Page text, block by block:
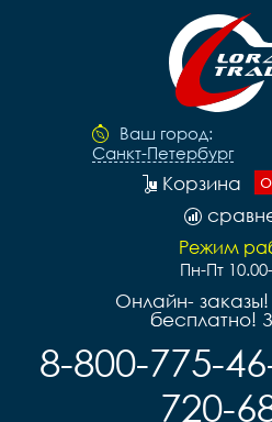
Ваш город:
Санкт-Петербург
Корзина
Режим
Пн-Пт
Онлайн-
бесплатно!
8-800-775-
720-